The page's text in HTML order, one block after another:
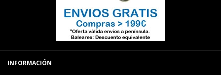
INFORMACIÓN